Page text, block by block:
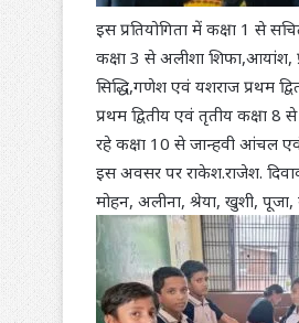
इस प्रतियोगिता में कक्षा 1 से
कक्षा 3 से अलीशा शिफा,आयांश,
सिद्धि,गणेश एवं यशराज प्रथम
प्रथम द्वितीय एवं तृतीय कक्षा 8
रहे कक्षा 10 से जान्हवी आंचल एवं
इस अवसर पर राकेश.राजेश.
मोहन, अलीना, श्रेया, खुशी,